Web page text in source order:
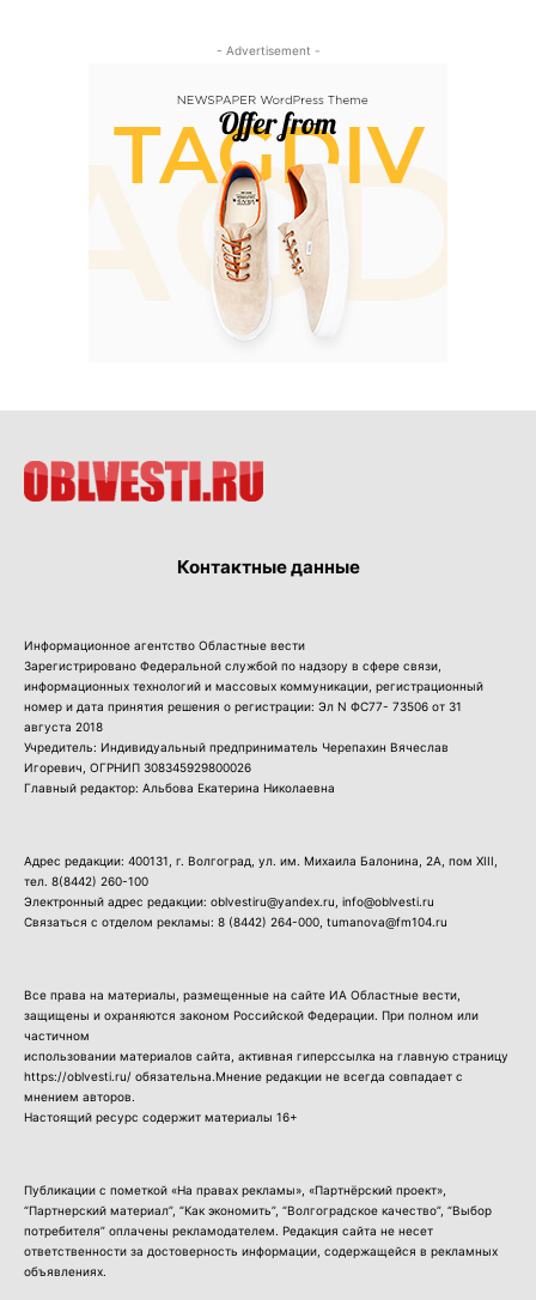
- Advertisement -
Контактные данные
Информационное агентство Областные вести
Зарегистрировано Федеральной службой по надзору в сфере связи,
информационных технологий и массовых коммуникации, регистрационный
номер и дата принятия решения о регистрации: Эл N ФС77- 73506 от 31
августа 2018
Учредитель: Индивидуальный предприниматель Черепахин Вячеслав
Игоревич, ОГРНИП 308345929800026
Главный редактор: Альбова Екатерина Николаевна
Адрес редакции: 400131, г. Волгоград, ул. им. Михаила Балонина, 2А, пом XIII,
тел. 8(8442) 260-100
Электронный адрес редакции: oblvestiru@yandex.ru, info@oblvesti.ru
Связаться с отделом рекламы: 8 (8442) 264-000 , tumanova@fm104.ru
Все права на материалы, размещенные на сайте ИА Областные вести,
защищены и охраняются законом Российской Федерации. При полном или
частичном
использовании материалов сайта, активная гиперссылка на главную страницу
https://oblvesti.ru/ обязательна.Мнение редакции не всегда совпадает с
мнением авторов.
Настоящий ресурс содержит материалы 16+
Публикации с пометкой «На правах рекламы», «Партнёрский проект»,
“Партнерский материал”, “Как экономить”, “Волгоградское качество”, “Выбор
потребителя” оплачены рекламодателем. Редакция сайта не несет
ответственности за достоверность информации, содержащейся в рекламных
объявлениях.